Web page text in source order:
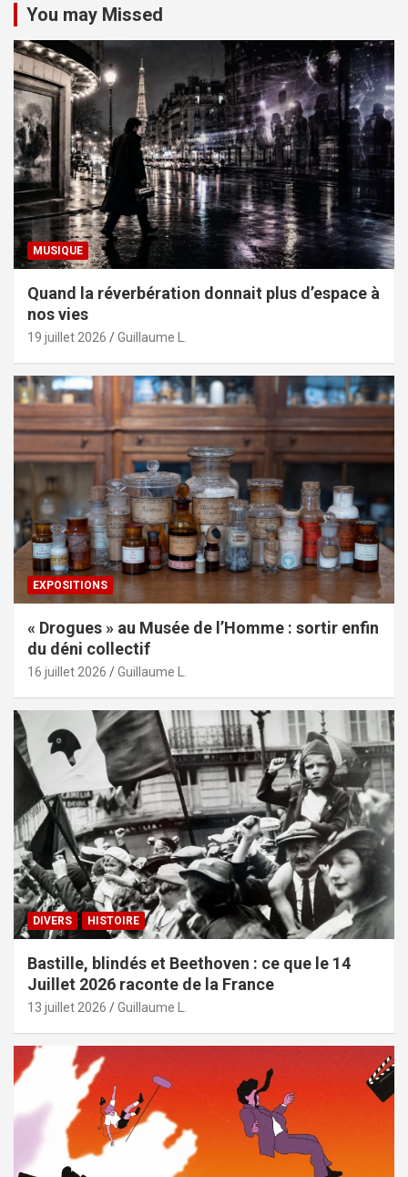
You may Missed
MUSIQUE
Quand la réverbération donnait plus d’espace à
nos vies
19 juillet 2026 Guillaume L.
EXPOSITIONS
« Drogues » au Musée de l’Homme : sortir enfin
du déni collectif
16 juillet 2026 Guillaume L.
DIVERS HISTOIRE
Bastille, blindés et Beethoven : ce que le 14
Juillet 2026 raconte de la France
13 juillet 2026 Guillaume L.